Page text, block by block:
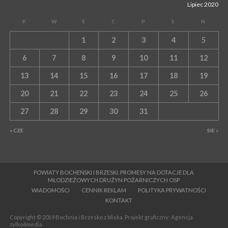
Lipiec 2020
P W Ś C P S N
« CZE SIE »
1 2 3 4 5
6 7 8 9 10 11 12
13 14 15 16 17 18 19
20 21 22 23 24 25 26
27 28 29 30 31
POWIATY BOCHEŃSKI I BRZESKI. PROMESY NA DOTACJE DLA
MŁODZIEŻOWYCH DRUŻYN POŻARNICZYCH OSP
WIADOMOŚCI
CENNIK REKLAM
POLITYKA PRYWATNOŚCI
KONTAKT
Copyright © 2019 Bochnia i Brzesko z bliska. Projekt graficzny: Agencja
zylko4media